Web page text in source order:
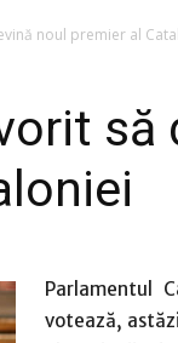
noul premier al
să
Parlamentul
votează,